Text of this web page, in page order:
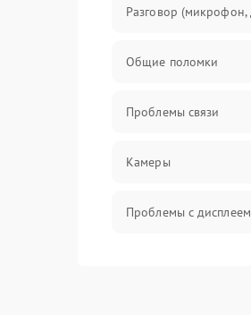
Разговор
Общие поломки
Проблемы связи
Камеры
Проблемы с